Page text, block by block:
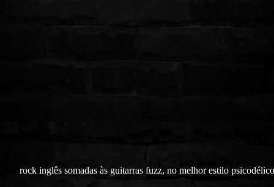
rock inglês somadas às guitarras fuzz, no melhor estilo